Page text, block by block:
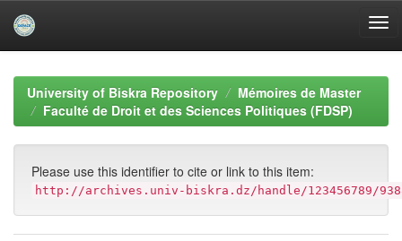
navigationUniversity of Biskra Repository
Mémoires de Master
Faculté de Droit et des Sciences Politiques (FDSP)
Please use this identifier to cite or link to this item:
http://archives.univ-biskra.dz/handle/123456789/